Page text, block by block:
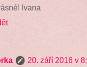
Ivana
20. září 2016 v